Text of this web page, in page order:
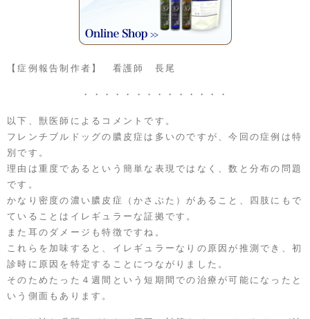
【症例報告制作者】 看護師 長尾
・・・・・・・・・・・・・・
以下、獣医師によるコメントです。
フレンチブルドッグの膿皮症は多いのですが、今回の症例は特
別です。
理由は重度であるという簡単な表現ではなく、数と分布の問題
です。
かなり密度の濃い膿皮症（かさぶた）があること、四肢にもで
ていることはイレギュラーな証拠です。
また耳のダメージも特徴ですね。
これらを加味すると、イレギュラーなりの原因が推測でき、初
診時に原因を特定することにつながりました。
そのためたった４週間という短期間での治療が可能になったと
いう側面もあります。